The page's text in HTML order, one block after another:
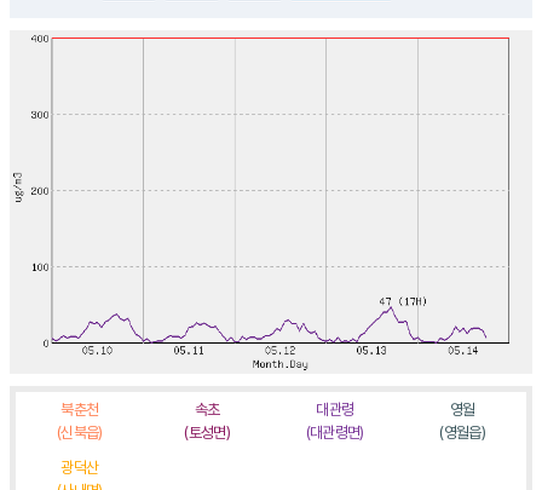
북춘천
(신북읍)
속초
(토성면)
대관령
(대관령면)
영월
(영월읍)
광덕산